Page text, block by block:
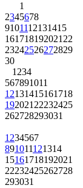
1
2345678
9101112131415
161718192021 22
23242526272829
30
1 234
567891011
12131415161718
192021 22232425
262728293031
1 234567
891011121314
15161718192021
22232425262728
293031